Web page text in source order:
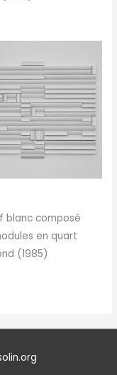
blanc composé
en quart
(1985)